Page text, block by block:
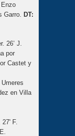
Garro.
DT:
26’ J.
por
Castet y
en Villa
F.